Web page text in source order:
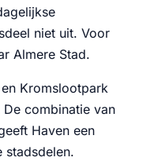
niet uit. Voor
Almere Stad.
Kromslootpark
combinatie van
Haven een
stadsdelen.